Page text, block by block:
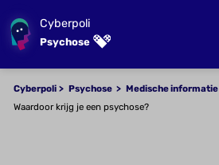
Cyberpoli
Psychose
Cyberpoli Psychose
Medische informatie
Waardoor krijg je een psychose?